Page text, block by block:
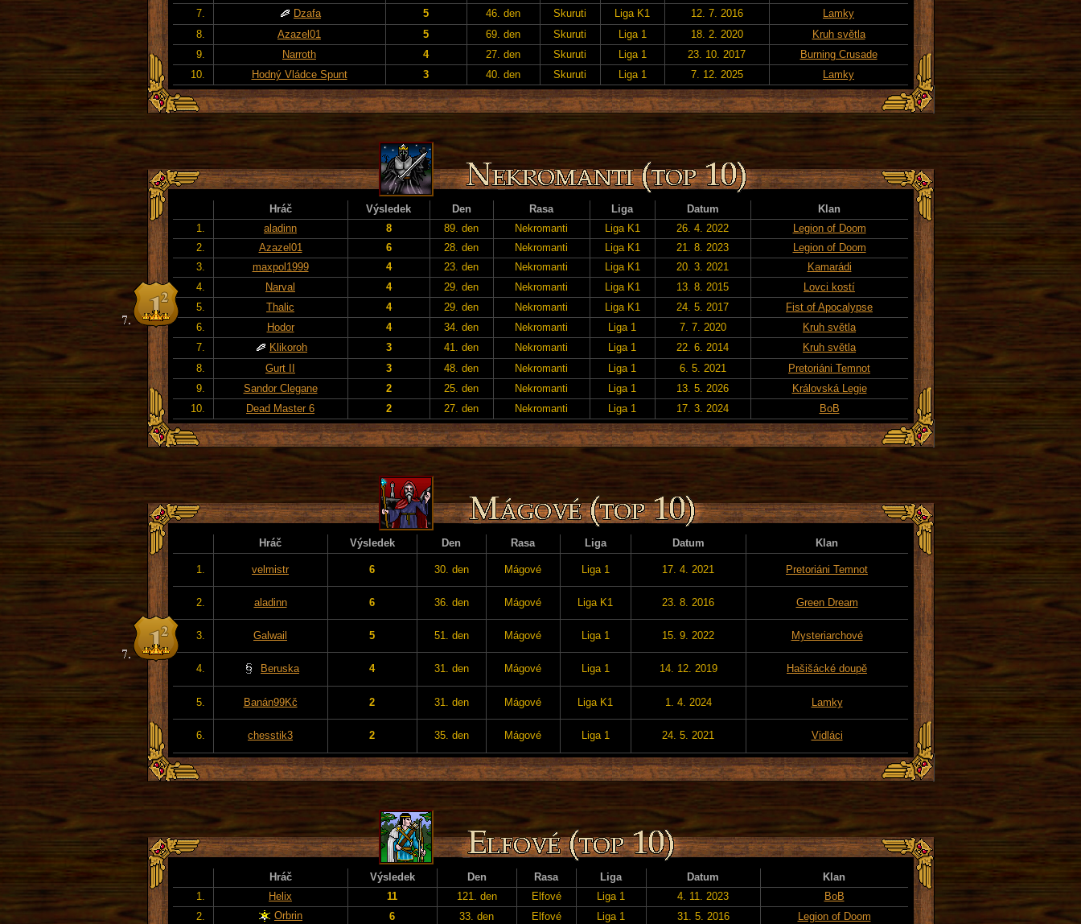
7.
Dzafa 5 46. den Skuruti Liga K1 12. 7. 2016
Lamky
8.
Azazel01 5 69. den Skuruti Liga 1 18. 2. 2020
Kruh světla
9.
Narroth 4 27. den Skuruti Liga 1 23. 10. 2017
Burning Crusade
10.
Hodný Vládce Spunt 3 40. den Skuruti Liga 1 7. 12. 2025 Lamky
Hráč Výsledek Den Rasa Liga Datum
Klan
1.
aladinn 8 89. den Nekromanti Liga K1 26. 4. 2022
Legion of Doom
2.
Azazel01 6 28. den Nekromanti Liga K1 21. 8. 2023
Legion of Doom
3.
maxpol1999 4 23. den Nekromanti Liga K1 20. 3. 2021
Kamarádi
4.
Narval 4 29. den Nekromanti Liga K1 13. 8. 2015
Lovci kostí
5.
Thalic 4 29. den Nekromanti Liga K1 24. 5. 2017
Fist of Apocalypse
6.
Hodor 4 34. den Nekromanti Liga 1 7. 7. 2020
Kruh světla
7.
Klikoroh 3 41. den Nekromanti Liga 1 22. 6. 2014
Kruh světla
8.
Gurt II 3 48. den Nekromanti Liga 1 6. 5. 2021
Pretoriáni Temnot
9.
Sandor Clegane 2 25. den Nekromanti Liga 1 13. 5. 2026
Královská Legie
10.
Dead Master 6 2 27. den Nekromanti Liga 1 17. 3. 2024 BoB
Hráč Výsledek Den Rasa Liga Datum Klan
1. velmistr 6 30. den Mágové Liga 1 17. 4. 2021 Pretoriáni Temnot
2. aladinn 6 36. den Mágové Liga K1 23. 8. 2016 Green Dream
3. Galwail 5 51. den Mágové Liga 1 15. 9. 2022 Mysteriarchové
4. Beruska 4 31. den Mágové Liga 1 14. 12. 2019 Hašišácké doupě
5. Banán99Kč 2 31. den Mágové Liga K1 1. 4. 2024 Lamky
6. chesstik3 2 35. den Mágové Liga 1 24. 5. 2021 Vidláci
Hráč Výsledek Den Rasa Liga Datum
Klan
1.
Helix 11 121. den Elfové Liga 1 4. 11. 2023
BoB
2.
Orbrin 6 33. den Elfové Liga 1 31. 5. 2016 Legion of Doom